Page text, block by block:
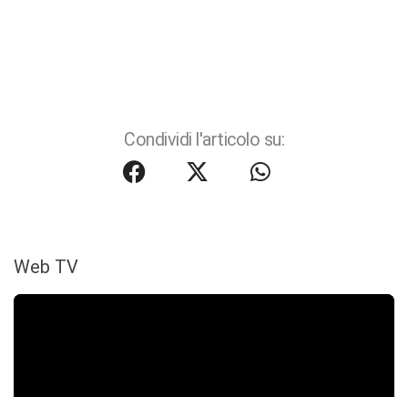
Condividi l'articolo su:
Web TV